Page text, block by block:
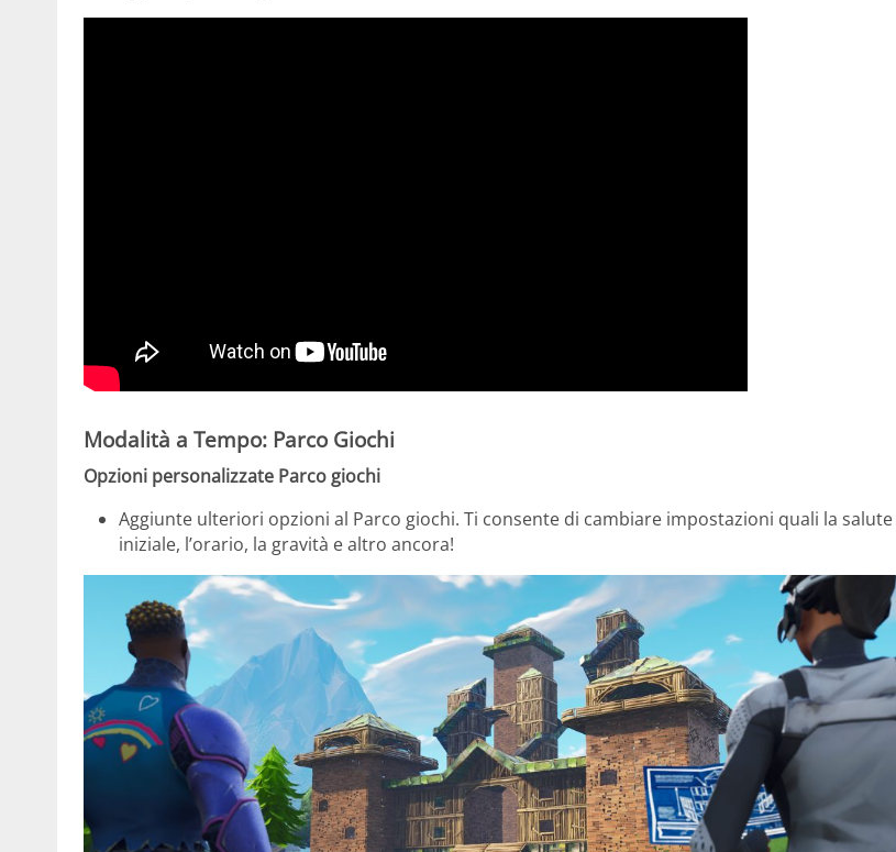
Modalità a Tempo: Parco Giochi
Opzioni personalizzate Parco giochi
Aggiunte ulteriori opzioni al Parco giochi. Ti consente di cambiare impostazioni quali la salute
iniziale, l’orario, la gravità e altro ancora!